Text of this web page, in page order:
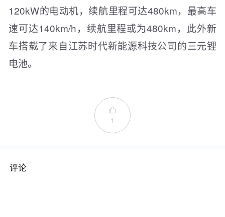
120kW的电动机，续航里程可达480km，最高车
速可达140km/h，续航里程或为480km，此外新
车搭载了来自江苏时代新能源科技公司的三元锂
电池。

1
评论